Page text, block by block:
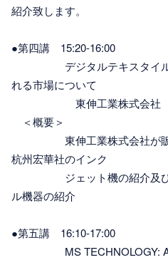
紹介致します。
●第四講 15:20-16:00
デジタルテキスタイルの
れる市場について
東伸工業株式会社 営
＜概要＞
東伸工業株式会社が販売
杭州宏華社のインク
ジェット機の紹介及び東
ル機器の紹介
●第五講 16:10-17:00
MS TECHNOLOGY: